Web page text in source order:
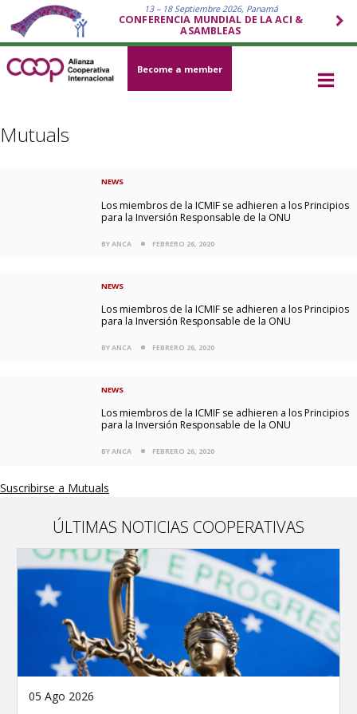
13 – 18 Septiembre 2026, Panamá
CONFERENCIA MUNDIAL DE LA ACI &
ASAMBLEAS
Become a member
Mutuals
NEWS
Los miembros de la ICMIF se adhieren a los Principios
para la Inversión Responsable de la ONU
BY ANCA FEBRERO 26, 2020
NEWS
Los miembros de la ICMIF se adhieren a los Principios
para la Inversión Responsable de la ONU
BY ANCA FEBRERO 26, 2020
NEWS
Los miembros de la ICMIF se adhieren a los Principios
para la Inversión Responsable de la ONU
BY ANCA FEBRERO 26, 2020
Suscribirse a Mutuals
ÚLTIMAS NOTICIAS COOPERATIVAS
05 Ago 2026